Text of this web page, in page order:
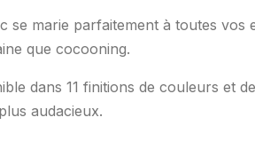
se marie parfaitement à toutes vos
que cocooning.
dans 11 finitions de couleurs et
audacieux.